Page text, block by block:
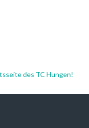
des TC Hungen!